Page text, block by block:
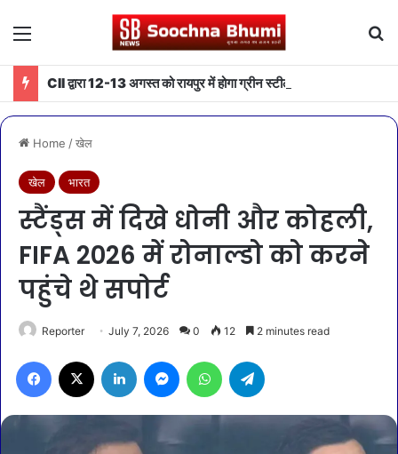
Menu
Home /खेल
खेल भारत
स्टैंड्स में दिखे धोनी और कोहली,
FIFA 2026 में रोनाल्डो को करने
पहुंचे थे सपोर्ट
Reporter July 7, 2026 0 12 2 minutes read
Facebook LinkedIn MessengerWhatsApp